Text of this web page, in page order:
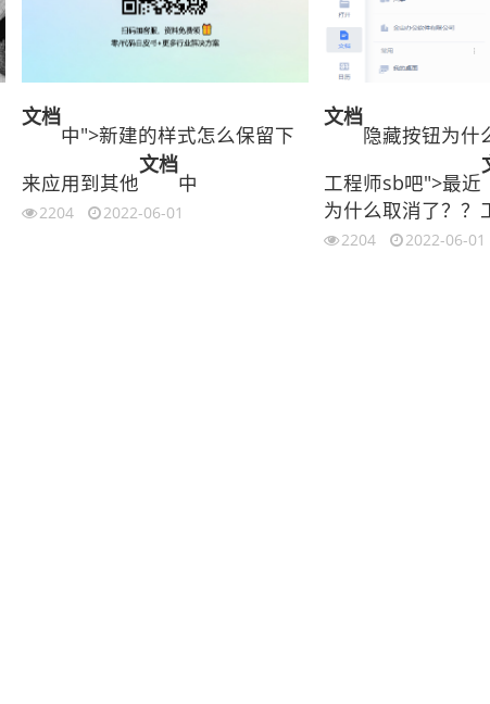
文档
中">新建的样式怎么保留下
来应用到其他
文档
中
2204 2022-06-01
文档
隐藏按钮为什
工程师sb吧">最近
为什么取消了？？
2204 2022-06-01